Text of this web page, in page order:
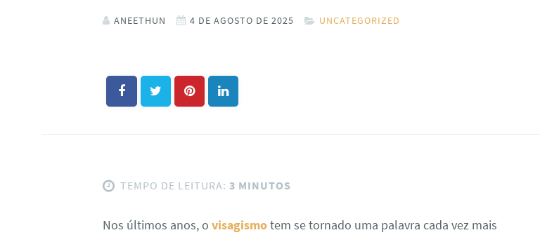
ANEETHUN 4 DE AGOSTO DE 2025 UNCATEGORIZED
TEMPO DE LEITURA: 3 MINUTOS
Nos últimos anos, o visagismotem se tornado uma palavra cada vez mais